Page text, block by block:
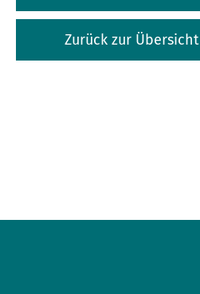
Zurück zur Übersicht